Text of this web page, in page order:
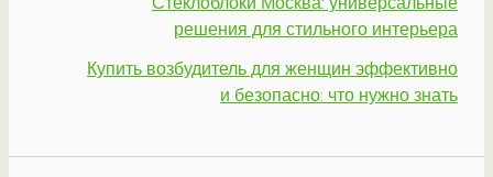
решения для стильного интерьера
Купить возбудитель для женщин эффективно
и безопасно: что нужно знать